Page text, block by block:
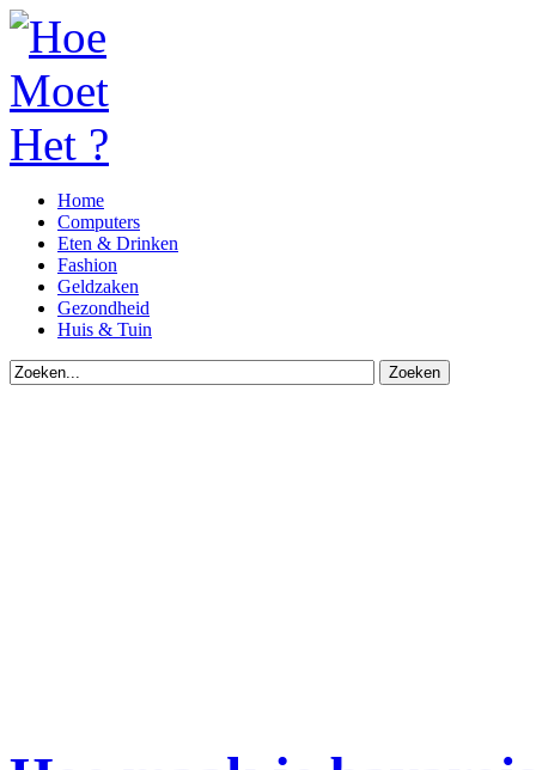
Home
Computers
Eten & Drinken
Fashion
Geldzaken
Gezondheid
Huis & Tuin